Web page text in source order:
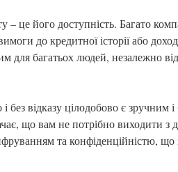
це його доступність. Багато
до кредитної історії або
для багатьох людей, незалежно від
відказу цілодобово є зручним
що вам не потрібно виходити з
та конфіденційністю, що